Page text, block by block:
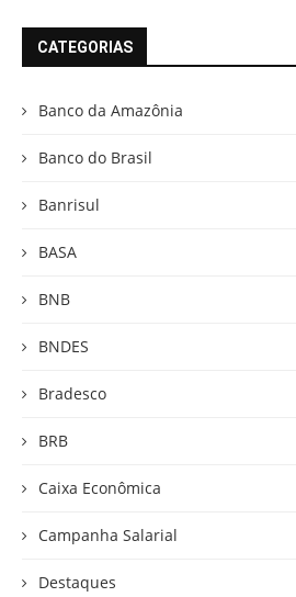
CATEGORIAS
Banco da Amazônia
Banco do Brasil
Banrisul
BASA
BNB
BNDES
Bradesco
BRB
Caixa Econômica
Campanha Salarial
Destaques